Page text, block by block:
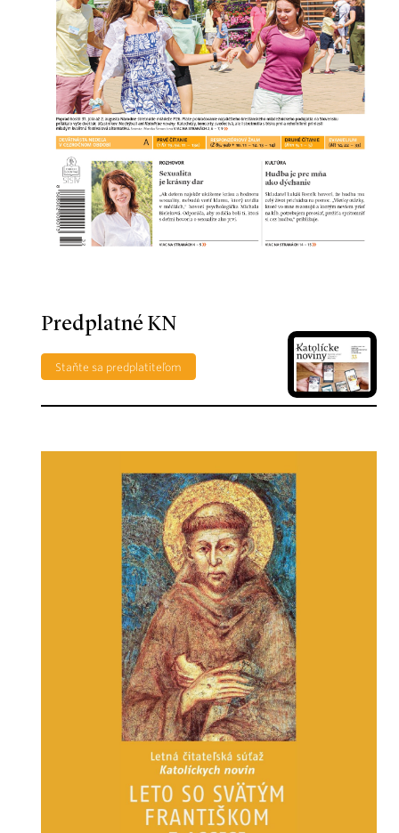
Predplatné KN
Staňte sa predplatiteľom